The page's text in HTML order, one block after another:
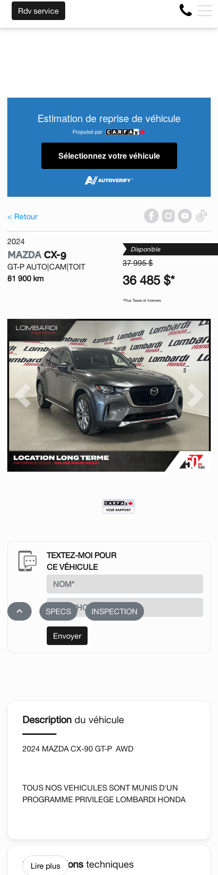
LA MARQUE AVANT LA FIN DE VOTRE BAIL ! CLIQUEZ
4356 Boul Métropolitain E, Montréal, QC, CA H1S 1A2
EN
Rdv service
Estimation de reprise de véhicule
Sélectionnez votre véhicule
< Retour
2024
MAZDACX-9
GT-P AUTO|CAM|TOIT
81 900 km
Disponible
37 995 $
36 485 $*
*Plus Taxes et licenses
Previous Next
TEXTEZ-MOI POUR
CE VÉHICULE
Envoyer
stat_1 SPECS INSPECTION
Description du véhicule
2024 MAZDA CX-90 GT-P AWD
TOUS NOS VEHICULES SONT MUNIS D'UN
PROGRAMME PRIVILEGE LOMBARDI HONDA
AUTOMATIQUE, SIEGES CHAUFFANTS,
REGULATEUR DE VITESSE, CAMERA DE
Lire plus
Spécificationstechniques